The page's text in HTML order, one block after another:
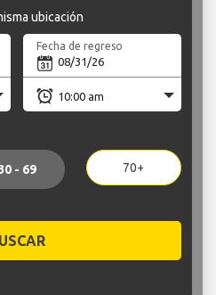
ubicación
Fecha de regreso
- 69 70+